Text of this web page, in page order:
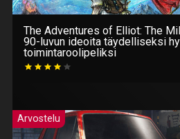
The Adventures of Elliot: The
90-luvun ideoita täydelliseksi
toimintaroolipeliksi
Arvostelu